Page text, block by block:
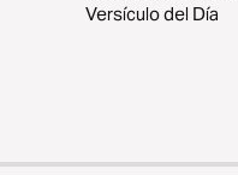
Versículo del Día